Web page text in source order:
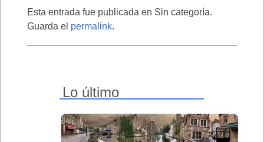
Esta entrada fue publicada en Sin categoría.
Guarda el permalink.
Lo último